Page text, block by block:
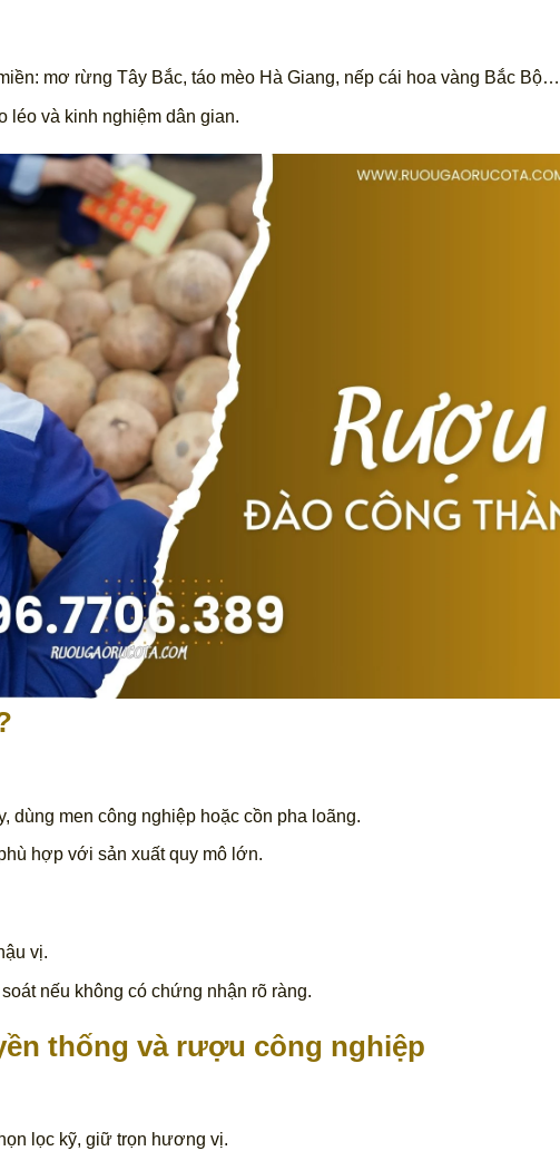
mơ rừng Tây Bắc, táo mèo Hà Giang, nếp cái hoa vàng Bắc Bộ…
léo và kinh nghiệm dân gian.
dùng men công nghiệp hoặc cồn pha loãng.
hợp với sản xuất quy mô lớn.
vị.
nếu không có chứng nhận rõ ràng.
thống và rượu công nghiệp
lọc kỹ, giữ trọn hương vị.